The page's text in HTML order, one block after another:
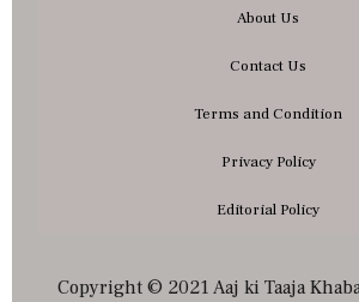
About Us
Contact Us
Terms and Condition
Privacy Policy
Editorial Policy
Copyright © 2021 Aaj ki Taaja